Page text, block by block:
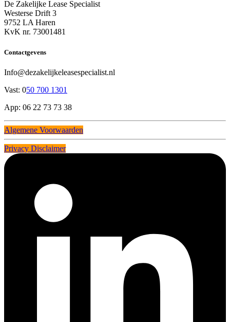
De Zakelijke Lease Specialist
Westerse Drift 3
9752 LA Haren
KvK nr. 73001481
Contactgevens
Info@dezakelijkeleasespecialist.nl
Vast: 050 700 1301
App: 06 22 73 73 38
Algemene Voorwaarden
Privacy Disclaimer